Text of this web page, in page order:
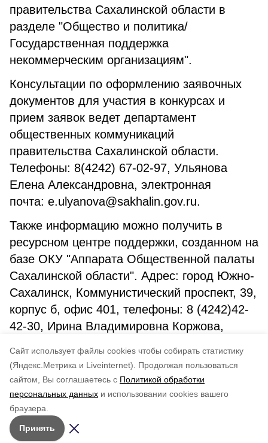
Cайт использует файлы cookies чтобы собирать статистику
(Яндекс.Метрика и Liveinternet).
Продолжая пользоваться
сайтом, Вы соглашаетесь с Политикой обработки
персональных данных и использовании cookies вашего
браузера.
Принять
правительства Сахалинской области в
разделе "Общество и политика/
Государственная поддержка
некоммерческим организациям".
Консультации по оформлению заявочных
документов для участия в конкурсах и
прием заявок ведет департамент
общественных коммуникаций
правительства Сахалинской области.
Телефоны: 8(4242) 67-02-97, Ульянова
Елена Александровна, электронная
почта: e.ulyanova@sakhalin.gov.ru.
Также информацию можно получить в
ресурсном центре поддержки, созданном на
базе ОКУ "Аппарата Общественной палаты
Сахалинской области". Адрес: город Южно-
Сахалинск, Коммунистический проспект, 39,
корпус б, офис 401, телефоны: 8 (4242)42-
42-30, Ирина Владимировна Коржова,
i.korzhova@sakhalin.gov.ru.
по оценке
5